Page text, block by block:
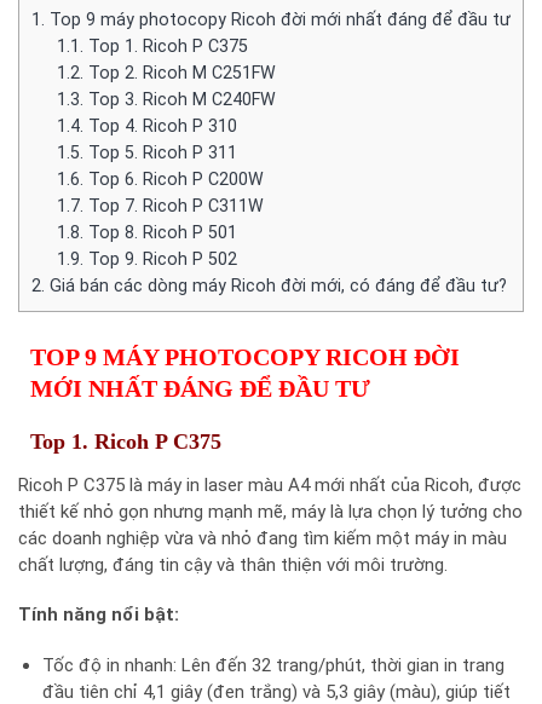
1.
Top 9 máy photocopy Ricoh đời mới nhất đáng để đầu tư
1.1.
Top 1. Ricoh P C375
1.2. Top 2. Ricoh M C251FW
1.3. Top 3. Ricoh M C240FW
1.4. Top 4. Ricoh P 310
1.5. Top 5. Ricoh P 311
1.6. Top 6. Ricoh P C200W
1.7. Top 7. Ricoh P C311W
1.8. Top 8. Ricoh P 501
1.9. Top 9. Ricoh P 502
2. Giá bán các dòng máy Ricoh đời mới, có đáng để đầu tư?
TOP 9 MÁY PHOTOCOPY RICOH ĐỜI
MỚI NHẤT ĐÁNG ĐỂ ĐẦU TƯ
Top 1. Ricoh P C375
Ricoh P C375 là máy in laser màu A4 mới nhất của Ricoh, được
thiết kế nhỏ gọn nhưng mạnh mẽ, máy là lựa chọn lý tưởng cho
các doanh nghiệp vừa và nhỏ đang tìm kiếm một máy in màu
chất lượng, đáng tin cậy và thân thiện với môi trường.
Tính năng nổi bật:
Tốc độ in nhanh: Lên đến 32 trang/phút, thời gian in trang
đầu tiên chỉ 4,1 giây (đen trắng) và 5,3 giây (màu), giúp tiết